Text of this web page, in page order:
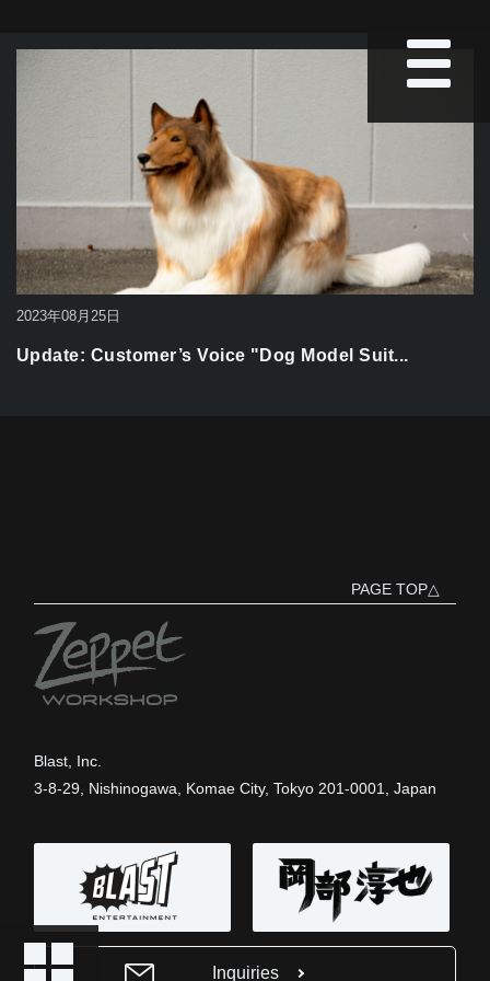
2023年08月25日
Update: Customer’s Voice "Dog Model Suit...
PAGE TOP△
Blast, Inc.
3-8-29, Nishinogawa, Komae City, Tokyo 201-0001, Japan
Inquiries